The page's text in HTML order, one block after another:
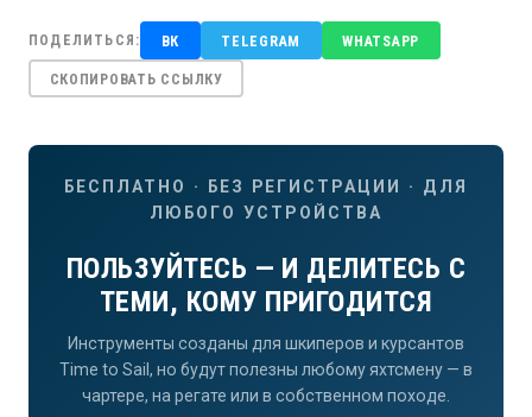
ПОДЕЛИТЬСЯ: ВК TELEGRAM WHATSAPP
СКОПИРОВАТЬ ССЫЛКУ
БЕСПЛАТНО · БЕЗ РЕГИСТРАЦИИ · ДЛЯ
ЛЮБОГО УСТРОЙСТВА
ПОЛЬЗУЙТЕСЬ — И ДЕЛИТЕСЬ С
ТЕМИ, КОМУ ПРИГОДИТСЯ
Инструменты созданы для шкиперов и курсантов
Time to Sail, но будут полезны любому яхтсмену — в
чартере, на регате или в собственном походе.